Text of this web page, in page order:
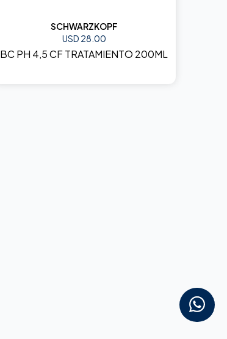
SCHWARZKOPF
USD 28.00
BC PH 4,5 CF TRATAMIENTO 200ML